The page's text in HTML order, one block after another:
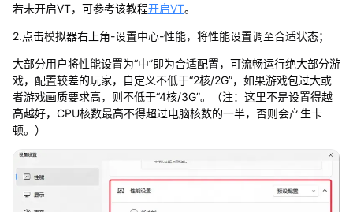
若未开启VT，可参考该教程开启VT。
2.点击模拟器右上角-设置中心-性能，将性能设置调至合适状态；
大部分用户将性能设置为“中”即为合适配置，可流畅运行绝大部分游
戏，配置较差的玩家，自定义不低于“2核/2G”，如果游戏包过大或
者游戏画质要求高，则不低于“4核/3G”。（注：这里不是设置得越
高越好，CPU核数最高不得超过电脑核数的一半，否则会产生卡
顿。）